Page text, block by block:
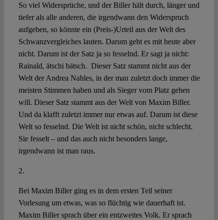
So viel Widersprüche, und der Biller hält durch, länger und
tiefer als alle anderen, die irgendwann den Widerspruch
aufgeben, so könnte ein (Preis-)Urteil aus der Welt des
Schwanzvergleiches lauten. Darum geht es mit heute aber
nicht. Darum ist der Satz ja so fesselnd. Er sagt ja nicht:
Rainald, ätschi bätsch. Dieser Satz stammt nicht aus der
Welt der Andrea Nahles, in der man zuletzt doch immer die
meisten Stimmen haben und als Sieger vom Platz gehen
will. Dieser Satz stammt aus der Welt von Maxim Biller.
Und da klafft zuletzt immer nur etwas auf. Darum ist diese
Welt so fesselnd. Die Welt ist nicht schön, nicht schlecht.
Sie fesselt – und das auch nicht besonders lange,
irgendwann ist man raus.
2.
Bei Maxim Biller ging es in dem ersten Teil seiner
Vorlesung um etwas, was so flüchtig wie dauerhaft ist.
Maxim Biller sprach über ein entzweites Volk. Er sprach